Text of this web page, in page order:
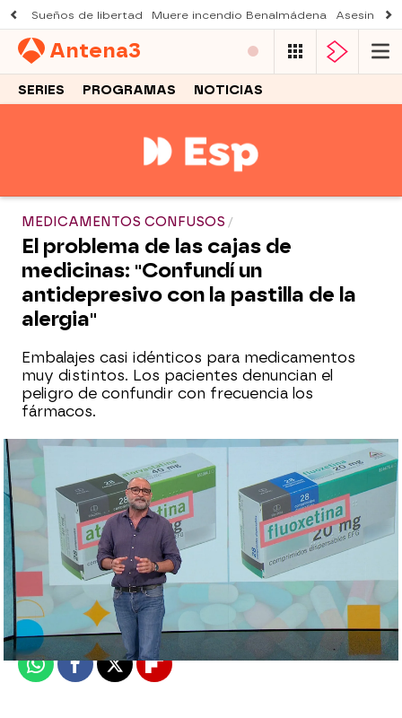
Sueños de libertad Muere incendio Benalmádena Asesinato
Antena3
SERIES PROGRAMAS NOTICIAS
MEDICAMENTOS CONFUSOS
El problema de las cajas de
medicinas: "Confundí un
antidepresivo con la pastilla de la
alergia"
Embalajes casi idénticos para medicamentos
muy distintos. Los pacientes denuncian el
peligro de confundir con frecuencia los
fármacos.
Raúl García
Publicado: 06 de junio de 2024, 13:08
WhatsappFacebook
X Flipboard